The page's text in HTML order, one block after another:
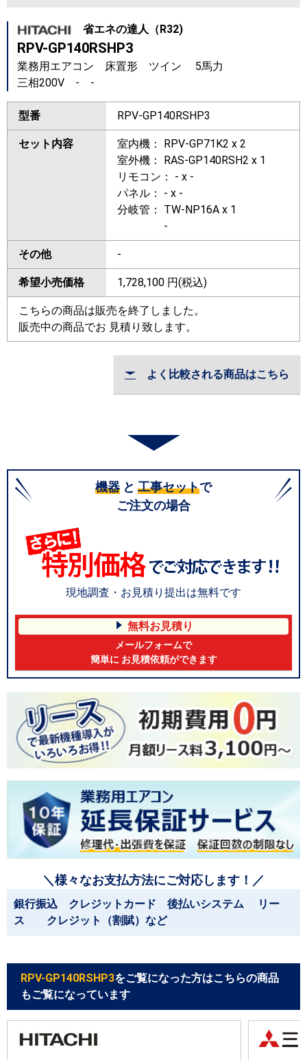
省エネの達人（R32)
RPV-GP140RSHP3
業務用エアコン 床置形 ツイン 5馬力
三相200V - -
型番 RPV-GP140RSHP3
セット内容
室内機： RPV-GP71K2 x 2
室外機： RAS-GP140RSH2 x 1
リモコン： - x -
パネル： - x -
分岐管： TW-NP16A x 1
-
その他 -
希望小売価格 1,728,100 円(税込)
こちらの商品は販売を終了しました。
販売中の商品でお 見積り致します。
よく比較される商品はこちら
機器 と 工事セットで
ご注文の場合
現地調査・お見積り提出は無料です
無料お見積り
メールフォームで
簡単に お見積依頼ができます
＼様々なお支払方法にご対応します！／
銀行振込 クレジットカード 後払いシステム リー
ス クレジット（割賦）など
RPV-GP140RSHP3をご覧になった方はこちらの商品
もご覧になっています